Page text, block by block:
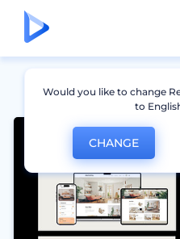
Would you like to change
to
CHANGE